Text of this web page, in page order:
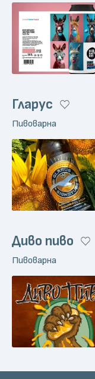
Гларус
Пивоварна
Диво пиво
Пивоварна